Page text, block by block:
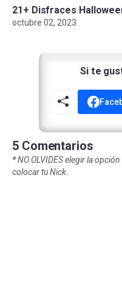
21+ Disfraces
octubre 02, 2023
Si te
5 Comentarios
*NO OLVIDES elegir la
colocar tu Nick.